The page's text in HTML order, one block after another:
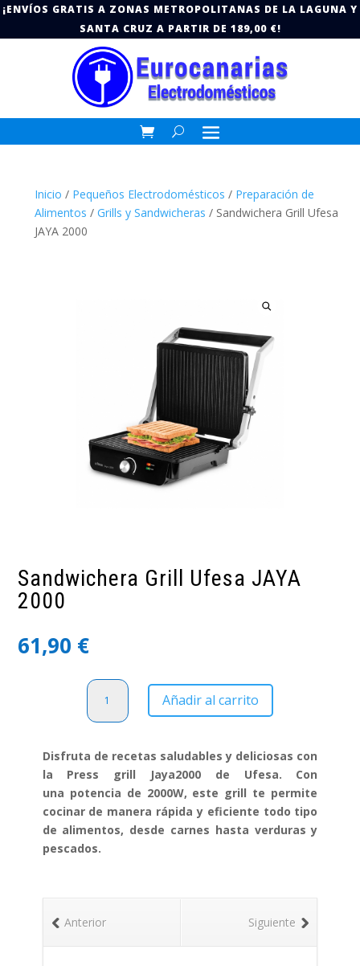
¡ENVÍOS GRATIS A ZONAS METROPOLITANAS DE LA LAGUNA Y
SANTA CRUZ A PARTIR DE 189,00 €!
Inicio / Pequeños Electrodomésticos / Preparación de
Alimentos / Grills y Sandwicheras / Sandwichera Grill Ufesa
JAYA 2000
Sandwichera Grill Ufesa JAYA
2000
61,90 €
Sandwichera
Ufesa
2000
cantidad
Añadir al carrito
Disfruta de recetas saludables y deliciosas con
la Press grill Jaya2000 de Ufesa. Con
una potencia de 2000W, este grill te permite
cocinar de manera rápida y eficiente todo tipo
de alimentos, desde carnes hasta verduras y
pescados.
Siguiente
Anterior